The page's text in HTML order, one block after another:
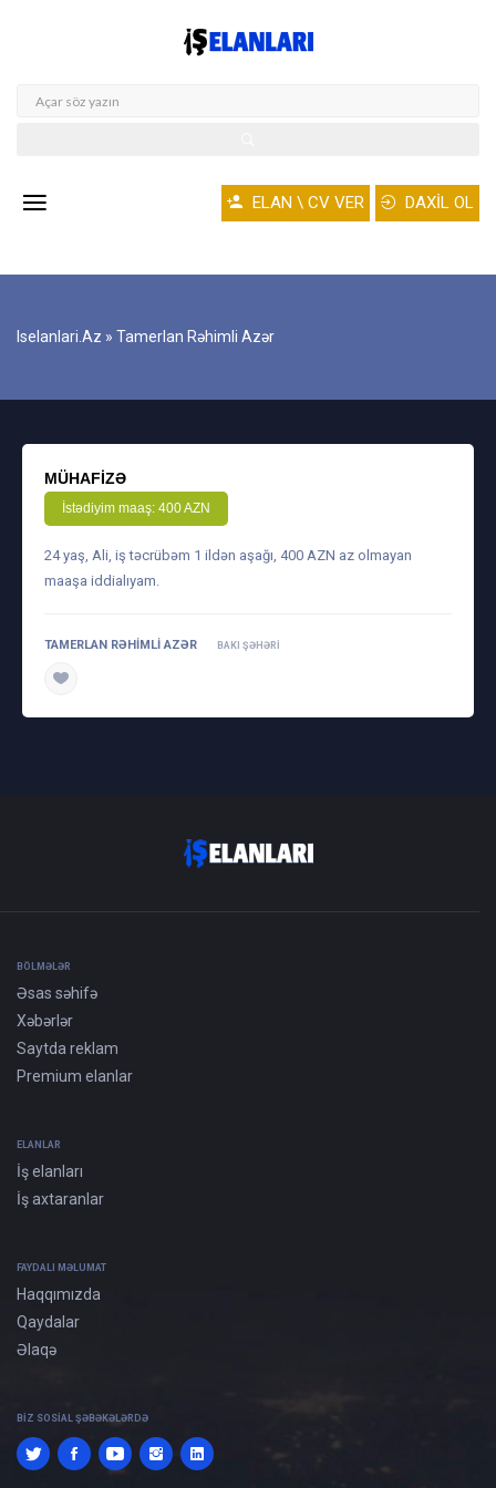
ELAN \ CV VER DAXİL OL
Iselanlari.az » Tamerlan Rəhimli Azər
MÜHAFIZƏ
İstədiyim maaş: 400 AZN
24 yaş, Ali, iş təcrübəm 1 ildən aşağı, 400 AZN az olmayan
maaşa iddialıyam.
TAMERLAN RƏHIMLI AZƏR BAKI ŞƏHƏRI
BÖLMƏLƏR
Əsas səhifə
Xəbərlər
Saytda reklam
Premium elanlar
ELANLAR
İş elanları
İş axtaranlar
FAYDALI MƏLUMAT
Haqqımızda
Qaydalar
Əlaqə
BIZ SOSIAL ŞƏBƏKƏLƏRDƏ